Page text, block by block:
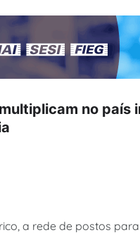
no país
a rede de postos